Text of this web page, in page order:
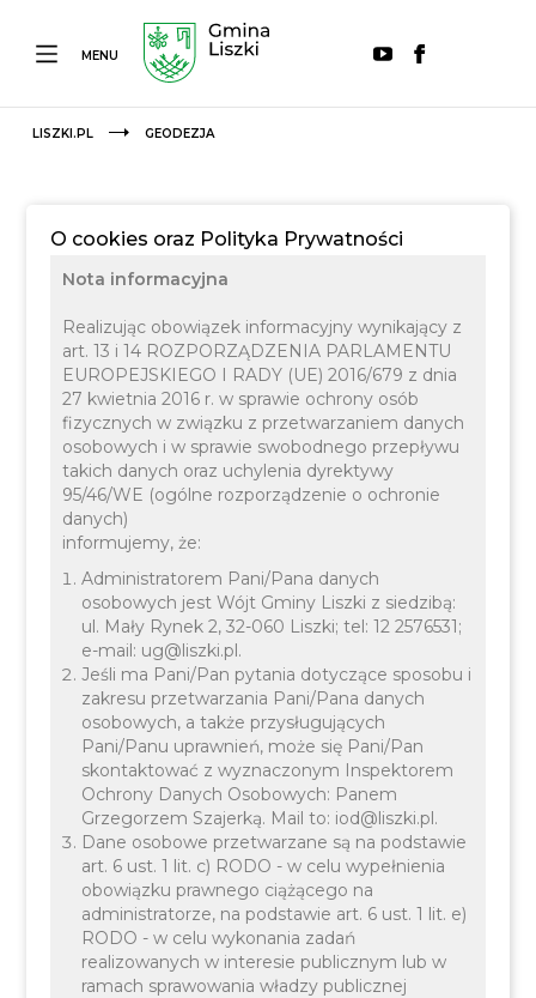
MENU
LISZKI.PL GEODEZJA
22 CZERWCA 2021
Geodezja
Geodezja
O cookies oraz Polityka Prywatności
Nota informacyjna
Realizując obowiązek informacyjny wynikający z
art. 13 i 14 ROZPORZĄDZENIA PARLAMENTU
EUROPEJSKIEGO I RADY (UE) 2016/679 z dnia
27 kwietnia 2016 r. w sprawie ochrony osób
fizycznych w związku z przetwarzaniem danych
osobowych i w sprawie swobodnego przepływu
takich danych oraz uchylenia dyrektywy
95/46/WE (ogólne rozporządzenie o ochronie
danych)
informujemy, że:
Administratorem Pani/Pana danych
osobowych jest Wójt Gminy Liszki z siedzibą:
ul. Mały Rynek 2, 32-060 Liszki; tel: 12 2576531;
e-mail: ug@liszki.pl.
Jeśli ma Pani/Pan pytania dotyczące sposobu i
zakresu przetwarzania Pani/Pana danych
osobowych, a także przysługujących
Pani/Panu uprawnień, może się Pani/Pan
skontaktować z wyznaczonym Inspektorem
Ochrony Danych Osobowych: Panem
Grzegorzem Szajerką. Mail to: iod@liszki.pl.
Dane osobowe przetwarzane są na podstawie
art. 6 ust. 1 lit. c) RODO - w celu wypełnienia
obowiązku prawnego ciążącego na
administratorze, na podstawie art. 6 ust. 1 lit. e)
RODO - w celu wykonania zadań
realizowanych w interesie publicznym lub w
ramach sprawowania władzy publicznej